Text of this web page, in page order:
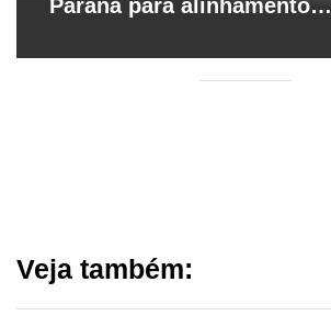
Paraná para alinhamento…
Veja também: